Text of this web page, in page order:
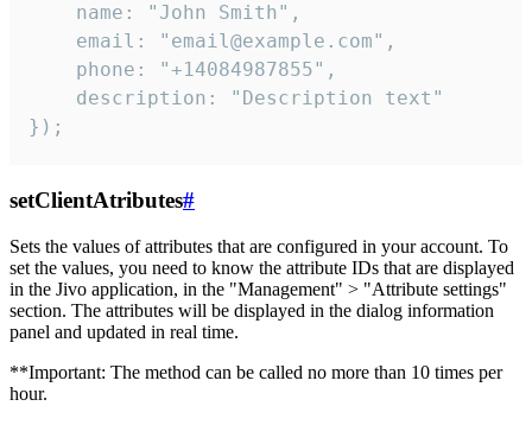
    name: "John Smith",
    email: "email@example.com",
    phone: "+14084987855",
    description: "Description text"
});
setClientAtributes#
Sets the values ​​of attributes that are configured in your account. To
set the values, you need to know the attribute IDs that are displayed
in the Jivo application, in the "Management" > "Attribute settings"
section. The attributes will be displayed in the dialog information
panel and updated in real time.
**Important: The method can be called no more than 10 times per
hour.